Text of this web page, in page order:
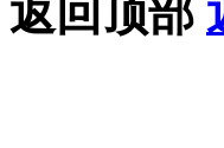
返回顶部